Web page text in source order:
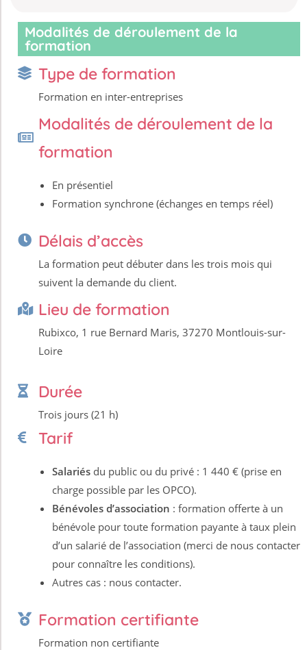
Modalités de déroulement de la
formation
Type de formation
Formation en inter-entreprises
Modalités de déroulement de la
formation
En présentiel
Formation synchrone (échanges en temps réel)
Délais d’accès
La formation peut débuter dans les trois mois qui
suivent la demande du client.
Lieu de formation
Rubixco, 1 rue Bernard Maris, 37270 Montlouis-sur-
Loire
Durée
Trois jours (21 h)
Tarif
Salariés du public ou du privé : 1 440 € (prise en
charge possible par les OPCO).
Bénévoles dʼassociation : formation offerte à un
bénévole pour toute formation payante à taux plein
dʼun salarié de lʼassociation (merci de nous contacter
pour connaître les conditions).
Autres cas : nous contacter.
Formation certifiante
Formation non certifiante